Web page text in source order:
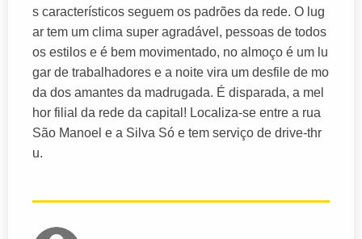
s característicos seguem os padrões da rede. O lug
ar tem um clima super agradável, pessoas de todos
os estilos e é bem movimentado, no almoço é um lu
gar de trabalhadores e a noite vira um desfile de mo
da dos amantes da madrugada. É disparada, a mel
hor filial da rede da capital! Localiza-se entre a rua
São Manoel e a Silva Só e tem serviço de drive-thr
u.